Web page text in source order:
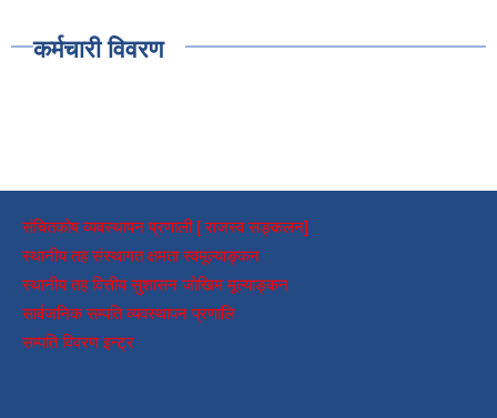
कर्मचारी विवरण
संचितकोष व्यवस्थापन प्रणाली [ राजस्व सङ्कलन]
स्थानीय तह संस्थागत क्षमता स्वमूल्याङ्कन
स्थानीय तह वित्तीय सुशासन जोखिम मूल्याङ्कन
सार्वजनिक सम्पति व्यवस्थापन प्रणालि
सम्पति विवरण इन्ट्र